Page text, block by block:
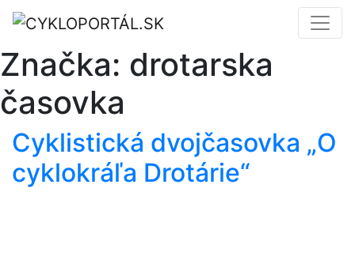
Značka: drotarska
časovka
Cyklistická dvojčasovka „O
cyklokráľa Drotárie“